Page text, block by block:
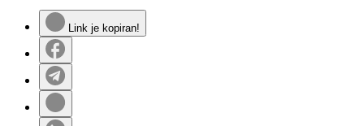
Link je kopiran!